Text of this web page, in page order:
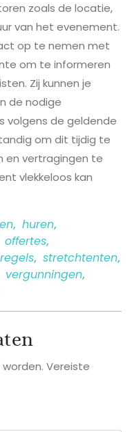
zoals de locatie,
van het evenement.
op te nemen met
om te informeren
Zij kunnen je
de nodige
volgens de geldende
om dit tijdig te
en vertragingen te
vlekkeloos kan
, huren,
offertes,
regels, stretchtenten,
vergunningen,
Vereiste